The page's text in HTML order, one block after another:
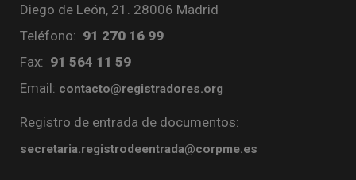
Diego de León, 21. 28006 Madrid
Teléfono: 91 270 16 99
Fax: 91 564 11 59
Email: contacto@registradores.org
Registro de entrada de documentos:
secretaria.registrodeentrada@corpme.es